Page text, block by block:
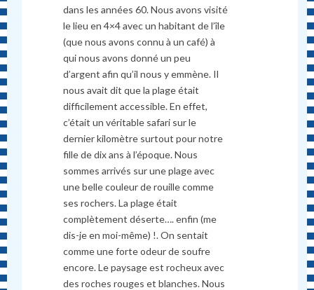
dans les années 60. Nous avons visité
le lieu en 4×4 avec un habitant de l’île
(que nous avons connuà un café)à
qui nous avons donné un peu
d’argent afin qu’il nous y emmène. Il
nous avait dit que la plage était
difficilement accessible. En effet,
c’était un véritable safari sur le
dernier kilomètre surtout pour notre
fille de dix ans à l’époque. Nous
sommes arrivés sur une plage avec
une belle couleur de rouille comme
ses rochers. La plage était
complètement déserte…. enfin (me
dis-je en moi-même) !. On sentait
comme une forte odeur de soufre
encore. Le paysage est rocheux avec
des roches rouges et blanches. Nous